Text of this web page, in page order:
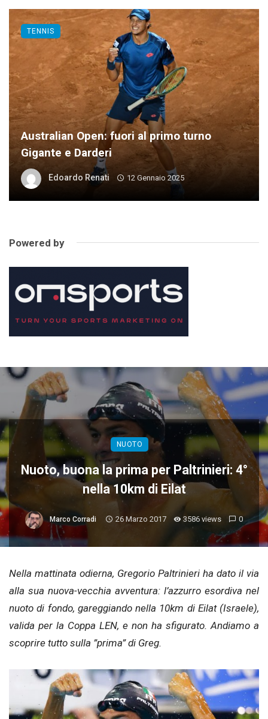
Australian Open: fuori al primo turno
Gigante e Darderi
Edoardo Renati 12 Gennaio 2025
TENNIS
Powered by
NUOTO
Nuoto, buona la prima per Paltrinieri: 4°
nella 10km di Eilat
Marco Corradi 26 Marzo 2017 3586 views 0
Nella mattinata odierna, Gregorio Paltrinieri ha dato il via
alla sua nuova-vecchia avventura: l’azzurro esordiva nel
nuoto di fondo, gareggiando nella 10km di Eilat (Israele),
valida per la Coppa LEN, e non ha sfigurato. Andiamo a
scoprire tutto sulla ”prima” di Greg.